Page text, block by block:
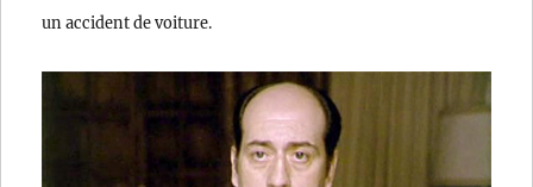
un accident de voiture.